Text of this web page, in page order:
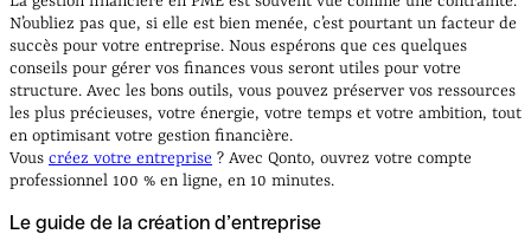
N’oubliez pas que, si elle est bien menée, c’est pourtant un facteur de
succès pour votre entreprise. Nous espérons que ces quelques
conseils pour gérer vos finances vous seront utiles pour votre
structure. Avec les bons outils, vous pouvez préserver vos ressources
les plus précieuses, votre énergie, votre temps et votre ambition, tout
en optimisant votre gestion financière.
Vous créez votre entreprise ? Avec Qonto, ouvrez votre compte
professionnel 100 % en ligne, en 10 minutes.
Le guide de la création d’entreprise